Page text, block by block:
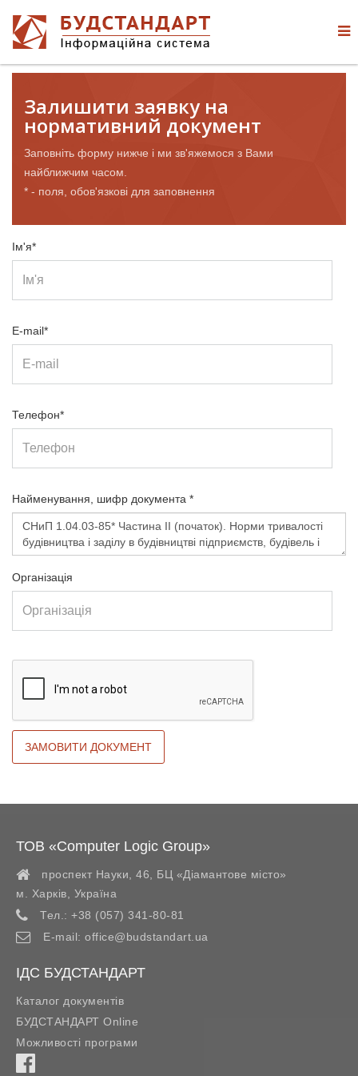
Залишити заявку на
нормативний документ
Заповніть форму нижче і ми зв'яжемося з Вами
найближчим часом.
* - поля, обов'язкові для заповнення
Ім'я*
E-mail*
Телефон*
Найменування, шифр документа *
Організація
ТОВ «Computer Logic Group»
проспект Науки, 46, БЦ «Діамантове місто»
м. Харків
Україна
Тел.: +38 (057) 341-80-81
E-mail: office@budstandart.ua
ІДС БУДСТАНДАРТ
Каталог документів
БУДСТАНДАРТ Online
Можливості програми